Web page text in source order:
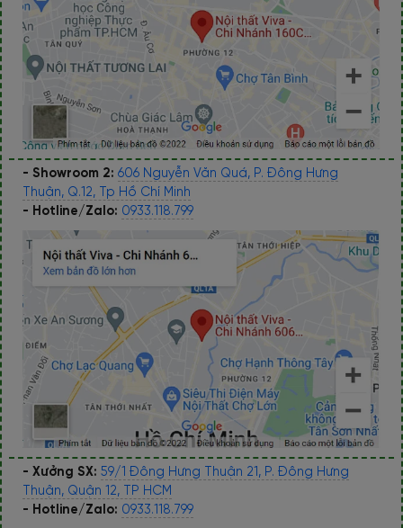
- Showroom 2: 606 Nguyễn Văn Quá, P. Đông Hưng
Thuận, Q.12, Tp Hồ Chí Minh
- Hotline/Zalo: 0933.118.799
- Xưởng SX: 59/1 Đông Hưng Thuận 21, P. Đông Hưng
Thuận, Quận 12, TP HCM
- Hotline/Zalo: 0933.118.799